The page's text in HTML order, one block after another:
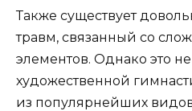
Также существует
травм, связанный со
элементов. Однако это
художественной
из популярнейших